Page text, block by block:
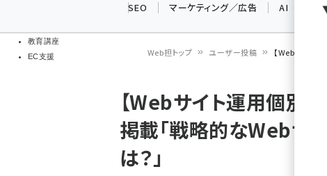
教育講座
EC支援
SEO マーケティング／広告 AI
ン
く
ず
Web担トップ ユーザー投稿 【Webサイト
【Webサイト運用個別
掲載「戦略的なWebサ
は？」